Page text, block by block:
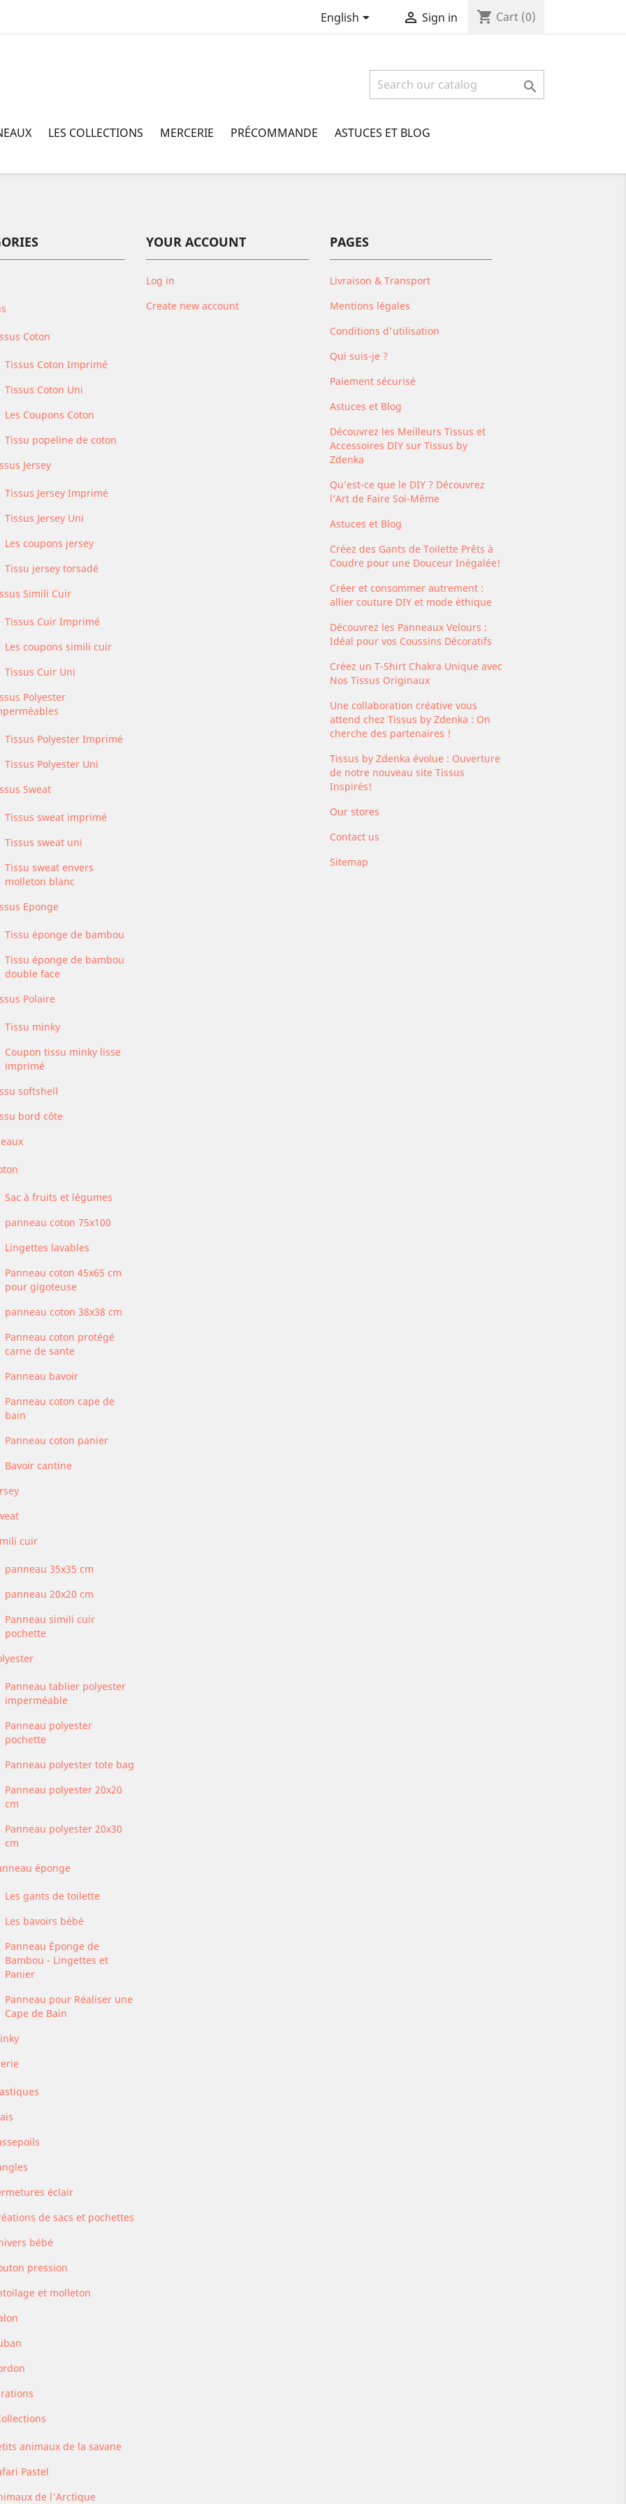
English  Sign in shopping_cart Cart (0)

LES COLLECTIONS MERCERIE PRÉCOMMANDE ASTUCES ET BLOG
Coton
Tissus Coton Imprimé
Tissus Coton Uni
Les Coupons Coton
Tissu popeline de coton
Jersey
Tissus Jersey Imprimé
Tissus Jersey Uni
Les coupons jersey
Tissu jersey torsadé
Simili Cuir
Tissus Cuir Imprimé
Les coupons simili cuir
Tissus Cuir Uni
Polyester
Tissus Polyester Imprimé
Tissus Polyester Uni
Sweat
Tissus sweat imprimé
Tissus sweat uni
Tissu sweat envers
molleton blanc
Eponge
Tissu éponge de bambou
Tissu éponge de bambou
double face
Polaire
Tissu minky
Coupon tissu minky lisse
imprimé
softshell
bord côte
Sac à fruits et légumes
panneau coton 75x100
Lingettes lavables
Panneau coton 45x65 cm
pour gigoteuse
panneau coton 38x38 cm
Panneau coton protégé
carne de sante
Panneau bavoir
Panneau coton cape de
bain
Panneau coton panier
Bavoir cantine
cuir
panneau 35x35 cm
panneau 20x20 cm
Panneau simili cuir
pochette
Panneau tablier polyester
imperméable
Panneau polyester
pochette
Panneau polyester tote bag
Panneau polyester 20x20
cm
Panneau polyester 20x30
cm
éponge
Les gants de toilette
Les bavoirs bébé
Panneau Éponge de
Bambou - Lingettes et
Panier
Panneau pour Réaliser une
Cape de Bain
éclair
de sacs et pochettes
bébé
pression
et molleton
animaux de la savane
Pastel
de l'Arctique
YOUR ACCOUNT
Log in
Create new account
PAGES
Livraison & Transport
Mentions légales
Conditions d'utilisation
Qui suis-je ?
Paiement sécurisé
Astuces et Blog
Découvrez les Meilleurs Tissus et
Accessoires DIY sur Tissus by
Zdenka
Qu’est-ce que le DIY ? Découvrez
l’Art de Faire Soi-Même
Astuces et Blog
Créez des Gants de Toilette Prêts à
Coudre pour une Douceur Inégalée!
Créer et consommer autrement :
allier couture DIY et mode éthique
Découvrez les Panneaux Velours :
Idéal pour vos Coussins Décoratifs
Créez un T-Shirt Chakra Unique avec
Nos Tissus Originaux
Une collaboration créative vous
attend chez Tissus by Zdenka : On
cherche des partenaires !
Tissus by Zdenka évolue : Ouverture
de notre nouveau site Tissus
Inspirés!
Our stores
Contact us
Sitemap